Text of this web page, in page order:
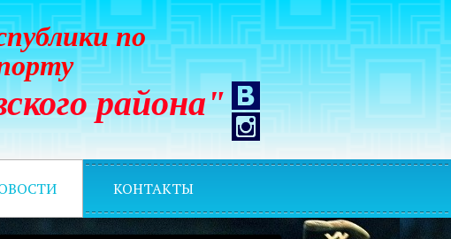
по
района"
КОНТАКТЫ